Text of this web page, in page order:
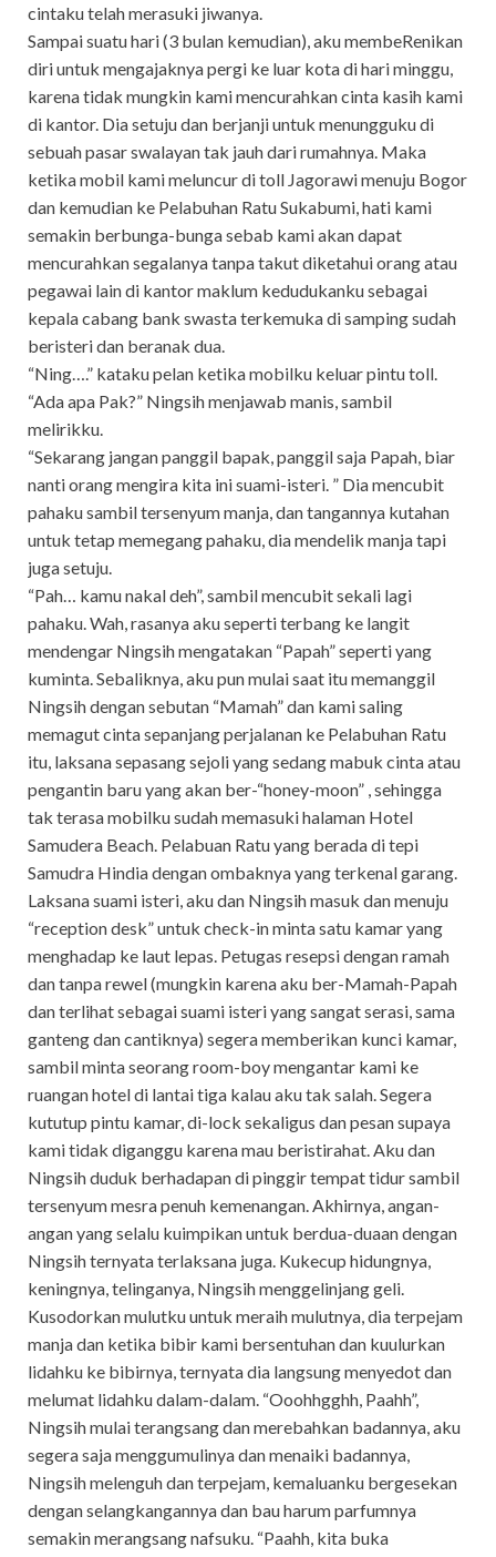
cintaku telah merasuki jiwanya.
Sampai suatu hari (3 bulan kemudian), aku membeRenikan
diri untuk mengajaknya pergi ke luar kota di hari minggu,
karena tidak mungkin kami mencurahkan cinta kasih kami
di kantor. Dia setuju dan berjanji untuk menungguku di
sebuah pasar swalayan tak jauh dari rumahnya. Maka
ketika mobil kami meluncur di toll Jagorawi menuju Bogor
dan kemudian ke Pelabuhan Ratu Sukabumi, hati kami
semakin berbunga-bunga sebab kami akan dapat
mencurahkan segalanya tanpa takut diketahui orang atau
pegawai lain di kantor maklum kedudukanku sebagai
kepala cabang bank swasta terkemuka di samping sudah
beristeri dan beranak dua.
“Ning….” kataku pelan ketika mobilku keluar pintu toll.
“Ada apa Pak?” Ningsih menjawab manis, sambil
melirikku.
“Sekarang jangan panggil bapak, panggil saja Papah, biar
nanti orang mengira kita ini suami-isteri. ” Dia mencubit
pahaku sambil tersenyum manja, dan tangannya kutahan
untuk tetap memegang pahaku, dia mendelik manja tapi
juga setuju.
“Pah… kamu nakal deh”, sambil mencubit sekali lagi
pahaku. Wah, rasanya aku seperti terbang ke langit
mendengar Ningsih mengatakan “Papah” seperti yang
kuminta. Sebaliknya, aku pun mulai saat itu memanggil
Ningsih dengan sebutan “Mamah” dan kami saling
memagut cinta sepanjang perjalanan ke Pelabuhan Ratu
itu, laksana sepasang sejoli yang sedang mabuk cinta atau
pengantin baru yang akan ber-“honey-moon” , sehingga
tak terasa mobilku sudah memasuki halaman Hotel
Samudera Beach. Pelabuan Ratu yang berada di tepi
Samudra Hindia dengan ombaknya yang terkenal garang.
Laksana suami isteri, aku dan Ningsih masuk dan menuju
“reception desk” untuk check-in minta satu kamar yang
menghadap ke laut lepas. Petugas resepsi dengan ramah
dan tanpa rewel (mungkin karena aku ber-Mamah-Papah
dan terlihat sebagai suami isteri yang sangat serasi, sama
ganteng dan cantiknya) segera memberikan kunci kamar,
sambil minta seorang room-boy mengantar kami ke
ruangan hotel di lantai tiga kalau aku tak salah. Segera
kututup pintu kamar, di-lock sekaligus dan pesan supaya
kami tidak diganggu karena mau beristirahat. Aku dan
Ningsih duduk berhadapan di pinggir tempat tidur sambil
tersenyum mesra penuh kemenangan. Akhirnya, angan-
angan yang selalu kuimpikan untuk berdua-duaan dengan
Ningsih ternyata terlaksana juga. Kukecup hidungnya,
keningnya, telinganya, Ningsih menggelinjang geli.
Kusodorkan mulutku untuk meraih mulutnya, dia terpejam
manja dan ketika bibir kami bersentuhan dan kuulurkan
lidahku ke bibirnya, ternyata dia langsung menyedot dan
melumat lidahku dalam-dalam. “Ooohhgghh, Paahh”,
Ningsih mulai terangsang dan merebahkan badannya, aku
segera saja menggumulinya dan menaiki badannya,
Ningsih melenguh dan terpejam, kemaluanku bergesekan
dengan selangkangannya dan bau harum parfumnya
semakin merangsang nafsuku. “Paahh, kita buka